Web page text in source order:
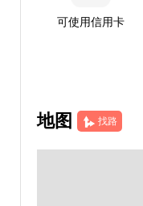
可使用信用卡
地图 找路